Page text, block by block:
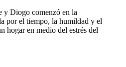
y Diogo comenzó en la
por el tiempo, la humildad y el
hogar en medio del estrés del